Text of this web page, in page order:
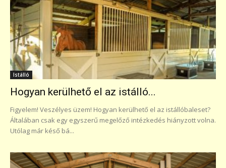
Istálló
Hogyan kerülhető el az istálló...
Figyelem! Veszélyes üzem! Hogyan kerülhető el az istállóbaleset?
Általában csak egy egyszerű megelőző intézkedés hiányzott volna.
Utólag már késő bá...